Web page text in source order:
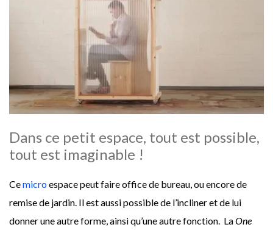
Dans ce petit espace, tout est possible,
tout est imaginable !
Cemicroespace peut faire office de bureau, ou encore de
remise de jardin. Il est aussi possible de l’incliner et de lui
donner une autre forme, ainsi qu’une autre fonction. LaOne